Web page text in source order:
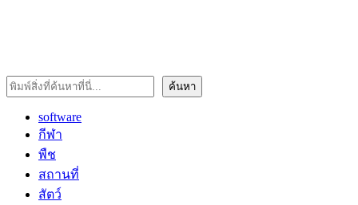
ค้นหา ค้นหา
software
กีฬา
พืช
สถานที่
สัตว์